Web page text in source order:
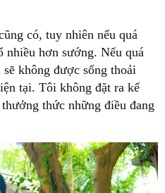
có, tuy nhiên nếu quá
nhiều hơn sướng. Nếu quá
không được sống thoải
tại. Tôi không đặt ra kế
thức những điều đang